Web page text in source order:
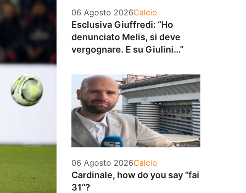
06 Agosto 2026Categorie
Calcio
Esclusiva Giuffredi: “Ho
denunciato Melis, si deve
vergognare. E su Giulini…”
06 Agosto 2026Categorie
Calcio
Cardinale, how do you say “fai
31”?